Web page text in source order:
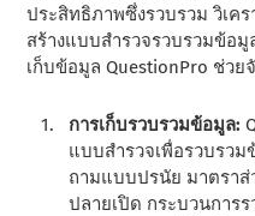
ประสิทธิภาพซึ่งรวบรวม วิเค
สร้างแบบสํารวจรวบรวมข้อ
เก็บข้อมูล QuestionPro ช่ว
การเก็บรวบรวมข้อมูล:
แบบสํารวจเพื่อรวบรว
ถามแบบปรนัย มาตรา
ปลายเปิด กระบวนการ